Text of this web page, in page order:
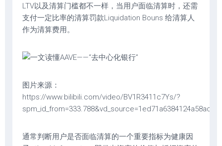
LTV以及清算门槛都不一样，当用户面临清算时，还需
支付一定比率的清算罚款Liquidation Bouns 给清算人
作为清算费用。
图片来源：
https://www.bilibili.com/video/BV1R3411c7Ys/?
通常判断用户是否面临清算的一个重要指标为健康因